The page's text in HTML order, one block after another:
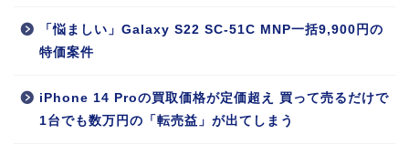
「悩ましい」Galaxy S22 SC-51C MNP一括9,900円の
特価案件
iPhone 14 Proの買取価格が定価超え 買って売るだけで
1台でも数万円の「転売益」が出てしまう